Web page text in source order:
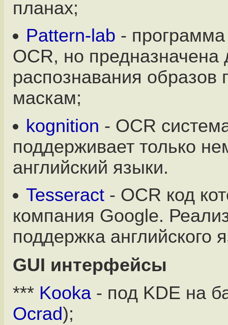
планах;
Pattern-lab -
OCR, но предназначена
распознавания образов
маскам;
kognition - OCR
поддерживает только
английский языки.
Tesseract - OCR код
компания Google.
поддержка английского
GUI интерфейсы
*** Kooka- под KDE на
Ocrad);